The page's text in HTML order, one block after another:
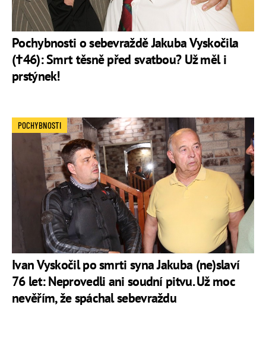
Pochybnosti o sebevraždě Jakuba Vyskočila
(†46): Smrt těsně před svatbou? Už měl i
prstýnek!
Ivan Vyskočil po smrti syna Jakuba (ne)slaví
76 let: Neprovedli ani soudní pitvu. Už moc
nevěřím, že spáchal sebevraždu
POCHYBNOSTI